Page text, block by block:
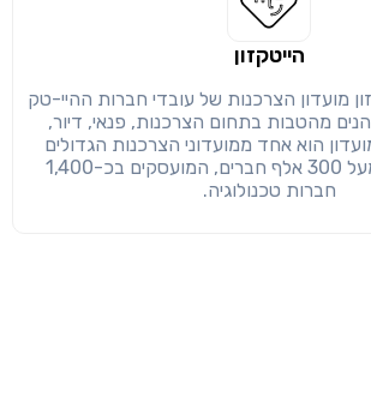
הבנתי, המשך לאתר
הייטקזון
מועדון הצרכנות של עובדי חברות ההיי-טק
מהטבות בתחום הצרכנות, פנאי, דיור,
הוא אחד ממועדוני הצרכנות הגדולים
בישראל, ומונה מעל 300 אלף חברים, המועסקים בכ-1,400
חברות טכנולוגיה.